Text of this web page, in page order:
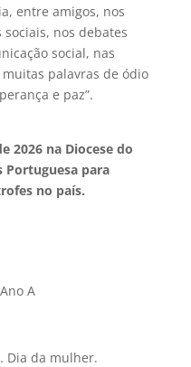
entre amigos, nos
nos debates
social, nas
palavras de ódio
e paz”.
2026 na Diocese do
Portuguesa para
no país.
A
Dia da mulher.